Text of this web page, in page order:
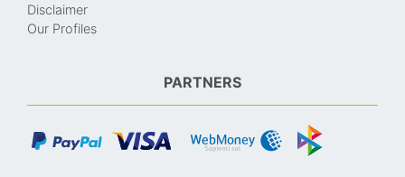
Disclaimer
Our Profiles
PARTNERS